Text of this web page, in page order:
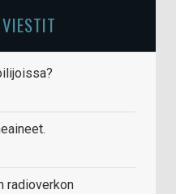
radioverkon